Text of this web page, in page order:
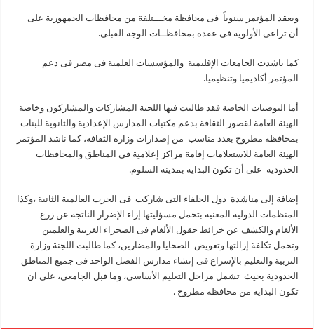
ويعقد المؤتمر سنوياً فى محافظة مخـــتلفة من محافظات الجمهورية على
أن تراعى الأولوية فى عقده بمحافظــات الوجه القبلى.
كما ناشدت الجامعات الإقليمية والمؤسسات العلمية فى مصر فى دعم
المؤتمر أكاديميا وتنظيميا.
أما التوصيات الخاصة فقد طالبت فيها اللجنة المشاركات والمشاركون وخاصة
الهيئة العامة لقصور الثقافة بدعم مكتبات المدارس الإعدادية والثانوية للبنات
بمحافظة مطروح بعدد مناسب من إصدارات وزارة الثقافة، كما ناشد المؤتمر
الهيئة العامة للاستعلامات إقامة مراكز إعلامية فى المناطق والمحافظات
الحدودية على أن تكون البداية بمدينة السلوم.
إضافة إلى مناشدة دول الحلفاء التى شاركت فى الحرب العالمية الثانية ،وكذا
المنظمات الدولية المعنية بتحمل مسؤليتها إزاء الإضرار الناتجة عن زرع
الألغام والكشف عن خرائط حقول الألغام فى الصحراء الغربية والعلمين
وتحمل تكلفة إزالتها وتعويض الضحايا والمضارين، كما طالبت اللجنة وزارة
التربية والتعليم بالإسراع فى إنشاء مدارس الفصل الواحد فى جميع المناطق
الحدودية بحيث تشمل مراحل التعليم الأساسى، وما قبل الجامعى، على ان
تكون البداية من محافظة مطروح .